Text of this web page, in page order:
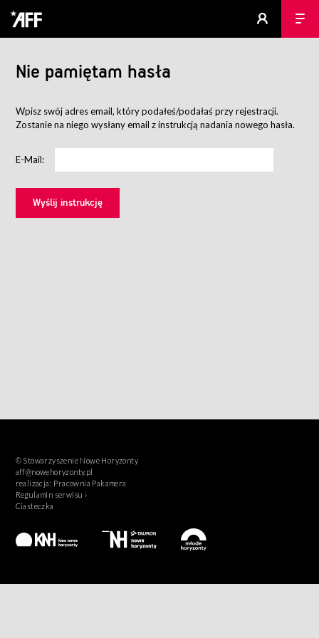
Nie pamiętam hasła
Wpisz swój adres email, który podałeś/podałaś przy rejestracji.
Zostanie na niego wysłany email z instrukcją nadania nowego hasła.
E-Mail:
© Stowarzyszenie Nowe Horyzonty
aff@nowehoryzonty.pl
realizacja: Pracownia Pakamera
Regulamin serwisu ›
Ciasteczka